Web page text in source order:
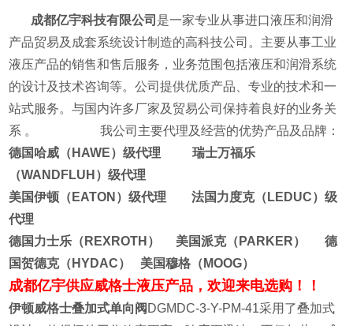
成都亿宇科技有限公司 是一家专业从事进口液压和润滑
产品贸易及成套系统设计制造的高科技公司。主要从事工业
液压产品的销售和售后服务，业务范围包括液压和润滑系统
的设计及技术咨询等。公司提供优质产品、专业的技术和一
站式服务。与国内许多厂家及贸易公司保持着良好的业务关
系 。我公司主要代理及经营的优势产品及品牌：
德国哈威（HAWE）级代理 瑞士万福乐
（WANDFLUH）级代理
美国伊顿（EATON）级代理 法国力度克（LEDUC）级
代理
德国力士乐（REXROTH） 美国派克（PARKER） 德
国贺德克（HYDAC） 美国穆格（MOOG）
成都亿宇供应威格士液压产品，欢迎来电选购！！
伊顿威格士叠加式单向阀 DGMDC-3-Y-PM-41采用了叠加式